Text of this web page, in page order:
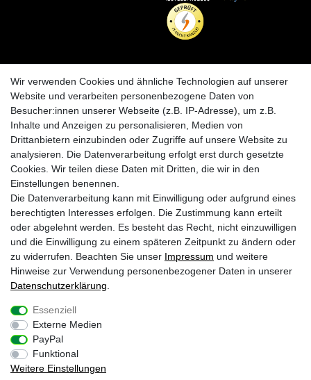
INFORMATIONEN
Zahlungs- und Versandinfos
Retourenabwicklung
Batteriehinweise
Frequently Asked Questions
KRAZY8
Laden in Essen
Über uns
BLEIB VERBUNDEN
Krazy8 @ Facebook
Krazy8 @ Instagram
Zahlungseingang
Gilt für Lieferungen nach Deutschland (Lieferzeit bei Vorkasse 3-4 Werktage ab
Zahlungsanweisung). Lieferzeiten für andere Länder und Informationen zur
Berechnung des Liefertermins siehe
Zahlungs- & Versandinfos
* inkl. gesetzl. MwSt. zzgl. Versandkosten
Wir verwenden Cookies und ähnliche Technologien auf unserer
Website und verarbeiten personenbezogene Daten von
Besucher:innen unserer Webseite (z.B. IP-Adresse), um z.B.
Inhalte und Anzeigen zu personalisieren, Medien von
Drittanbietern einzubinden oder Zugriffe auf unsere Website zu
analysieren. Die Datenverarbeitung erfolgt erst durch gesetzte
Cookies. Wir teilen diese Daten mit Dritten, die wir in den
Einstellungen benennen.
Die Datenverarbeitung kann mit Einwilligung oder aufgrund eines
berechtigten Interesses erfolgen. Die Zustimmung kann erteilt
oder abgelehnt werden. Es besteht das Recht, nicht einzuwilligen
und die Einwilligung zu einem späteren Zeitpunkt zu ändern oder
zu widerrufen. Beachten Sie unser Impressum und weitere
Hinweise zur Verwendung personenbezogener Daten in unserer
Daten­schutz­erklärung
Essenziell
Externe Medien
PayPal
Funktional
Weitere Einstellungen
Impressum